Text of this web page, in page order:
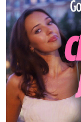
Gottova dcera